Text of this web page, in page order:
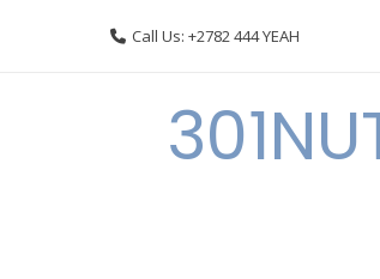
Call Us: +2782 444 YEAH